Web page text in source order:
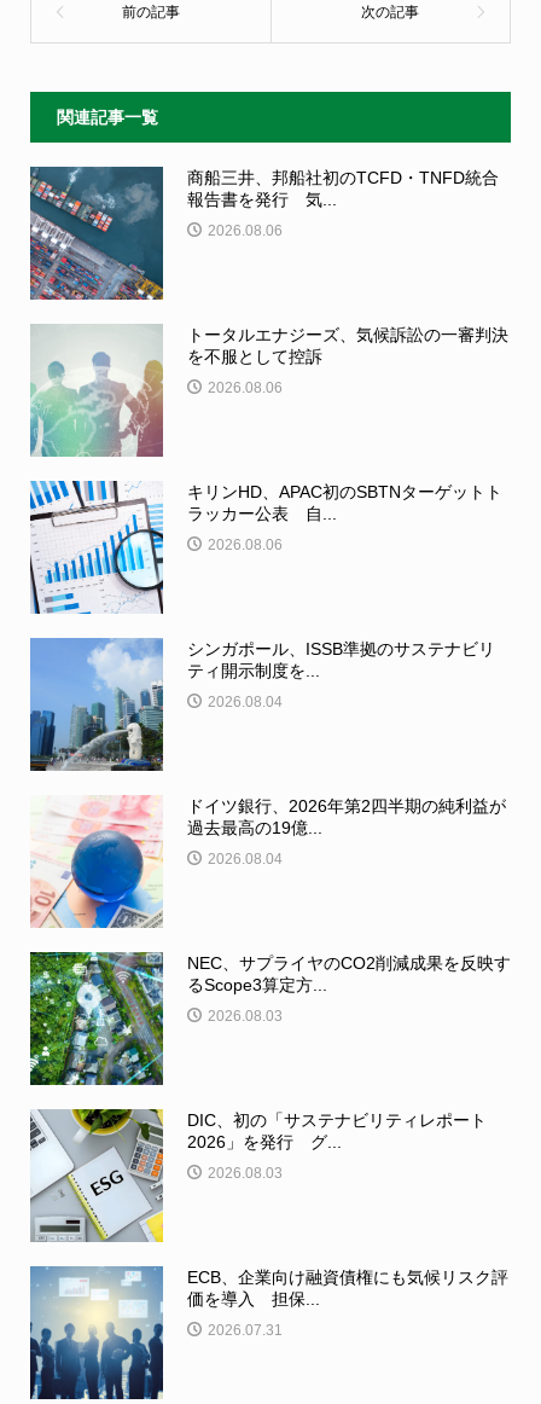
関連記事一覧
商船三井、邦船社初のTCFD・TNFD統合
報告書を発行 気...
2026.08.06
トータルエナジーズ、気候訴訟の一審判決
を不服として控訴
2026.08.06
キリンHD、APAC初のSBTNターゲットト
ラッカー公表 自...
2026.08.06
シンガポール、ISSB準拠のサステナビリ
ティ開示制度を...
2026.08.04
ドイツ銀行、2026年第2四半期の純利益が
過去最高の19億...
2026.08.04
NEC、サプライヤのCO2削減成果を反映す
るScope3算定方...
2026.08.03
DIC、初の「サステナビリティレポート
2026」を発行 グ...
2026.08.03
ECB、企業向け融資債権にも気候リスク評
価を導入 担保...
2026.07.31